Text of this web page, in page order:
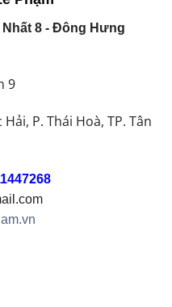
8 - Đông Hưng
9
Hải, P. Thái Hoà, TP. Tân